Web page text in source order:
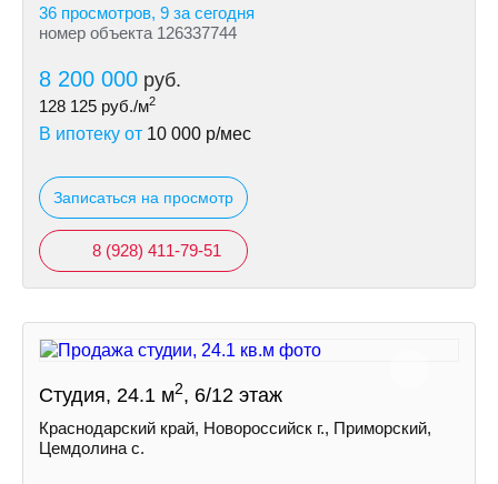
36 просмотров, 9 за сегодня
номер объекта 126337744
8 200 000 руб.
128 125 руб./м2
В ипотеку от 10 000 р/мес
Записаться на просмотр
8 (928) 411-79-51
Студия, 24.1 м2, 6/12 этаж
Краснодарский край, Новороссийск г., Приморский,
Цемдолина с.